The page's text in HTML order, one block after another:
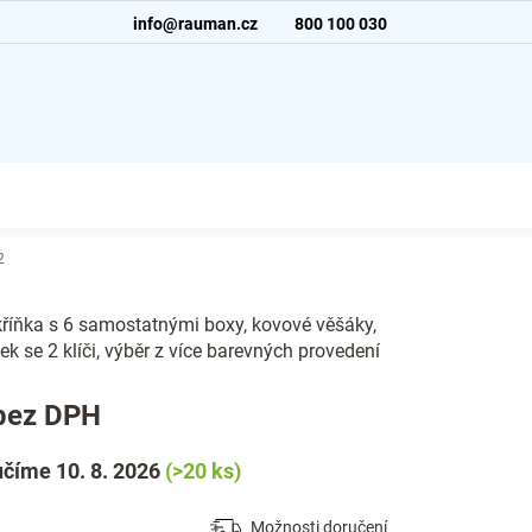
800 100 030
info@rauman.cz
DPH
10. 8. 2026 (>20 ks)
Možnosti doručení
s 6 samostatnými boxy, kovové věšáky,
se 2 klíči, výběr z více barevných provedení